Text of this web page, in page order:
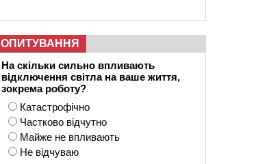
ОПИТУВАННЯ
На скільки сильно впливають
відключення світла на ваше життя,
зокрема роботу?
Катастрофічно
Частково відчутно
Майже не впливають
Не відчуваю